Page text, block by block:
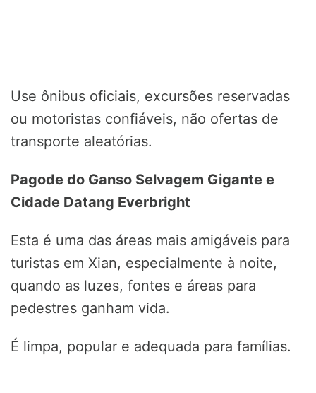
Use ônibus oficiais, excursões reservadas
ou motoristas confiáveis, não ofertas de
transporte aleatórias.
Pagode do Ganso Selvagem Gigante e
Cidade Datang Everbright
Esta é uma das áreas mais amigáveis para
turistas em Xian, especialmente à noite,
quando as luzes, fontes e áreas para
pedestres ganham vida.
É limpa, popular e adequada para famílias.